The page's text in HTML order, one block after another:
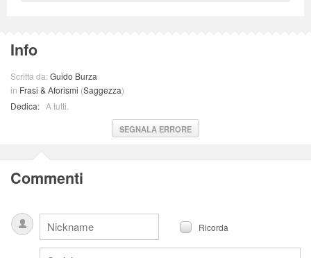
Info
Scritta da:Guido Burza
in Frasi & Aforismi (Saggezza)
Dedica: A tutti.
SEGNALA ERRORE
Commenti
Ricorda